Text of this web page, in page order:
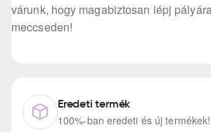
várunk, hogy magabiztosan lépj
meccseden!
Eredeti termék
100%-ban eredeti és új termékek!